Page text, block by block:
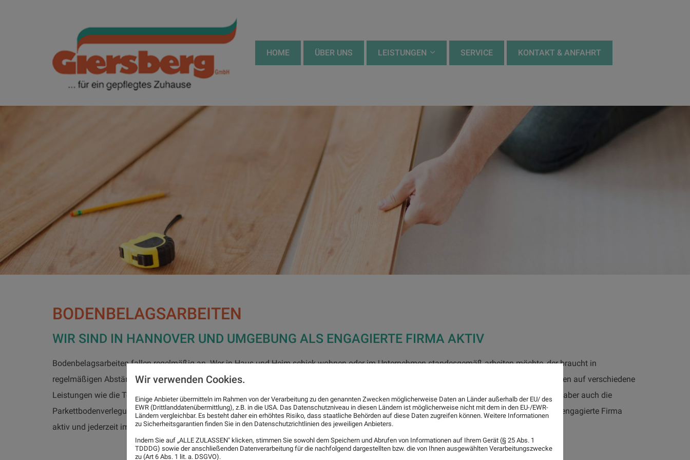
HOME ÜBER UNS LEISTUNGEN SERVICE KONTAKT & ANFAHRT
BODENBELAGSARBEITEN
WIR SIND IN HANNOVER UND UMGEBUNG ALS ENGAGIERTE FIRMA AKTIV
Bodenbelagsarbeiten fallen regelmäßig an. Wer in Haus und Heim schick wohnen oder im Unternehmen standesgemäß arbeiten möchte, der braucht in
regelmäßigen Abständen die Erneuerung von Bodenflächen. Giersberg Malerei & Raumgestaltung GmbH hat sich in den zurückliegenden Jahren auf verschiedene
Leistungen wie die Teppichbodenverlegung und die Laminatbodenverlegung spezialisiert. Zu dem Leistungsspektrum unserer Firma gehören aber auch die
Parkettbodenverlegung, die PVC- und PVC Designbodenverlegung sowie die Designbodenverlegung. Wir sind in Hannover und Umgebung als engagierte Firma
aktiv und jederzeit im Kundeninteresse unterwegs.
Wir verwenden Cookies.
Einige Anbieter übermitteln im Rahmen von der Verarbeitung zu den genannten Zwecken möglicherweise Daten an Länder außerhalb der EU/ des
EWR (Drittlanddatenübermittlung), z.B. in die USA. Das Datenschutzniveau in diesen Ländern ist möglicherweise nicht mit dem in den EU-/EWR-
Ländern vergleichbar. Es besteht daher ein erhöhtes Risiko, dass staatliche Behörden auf diese Daten zugreifen können. Weitere Informationen
zu Sicherheitsgarantien finden Sie in den Datenschutzrichtlinien des jeweiligen Anbieters.
Indem Sie auf „ALLE ZULASSEN" klicken, stimmen Sie sowohl dem Speichern und Abrufen von Informationen auf Ihrem Gerät (§ 25 Abs. 1
TDDDG) sowie der anschließenden Datenverarbeitung für die nachfolgend dargestellten bzw. die von Ihnen ausgewählten Verarbeitungszwecke
zu (Art 6 Abs. 1 lit. a. DSGVO).